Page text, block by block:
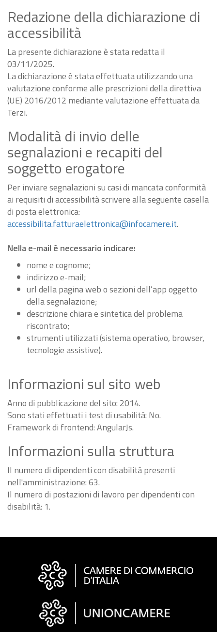
Redazione della dichiarazione di
accessibilità
La presente dichiarazione è stata redatta il
03/11/2025.
La dichiarazione è stata effettuata utilizzando una
valutazione conforme alle prescrizioni della direttiva
(UE) 2016/2012 mediante valutazione effettuata da
Terzi.
Modalità di invio delle
segnalazioni e recapiti del
soggetto erogatore
Per inviare segnalazioni su casi di mancata conformità
ai requisiti di accessibilità scrivere alla seguente casella
di posta elettronica:
accessibilita.fatturaelettronica@infocamere.it.
Nella e-mail è necessario indicare:
nome e cognome;
indirizzo e-mail;
url della pagina web o sezioni dell’app oggetto
della segnalazione;
descrizione chiara e sintetica del problema
riscontrato;
strumenti utilizzati (sistema operativo, browser,
tecnologie assistive).
Informazioni sul sito web
Anno di pubblicazione del sito: 2014.
Sono stati effettuati i test di usabilità: No.
Framework di frontend: AngularJs.
Informazioni sulla struttura
Il numero di dipendenti con disabilità presenti
nell'amministrazione: 63.
Il numero di postazioni di lavoro per dipendenti con
disabilità: 1.
Informazioni
"Fattura